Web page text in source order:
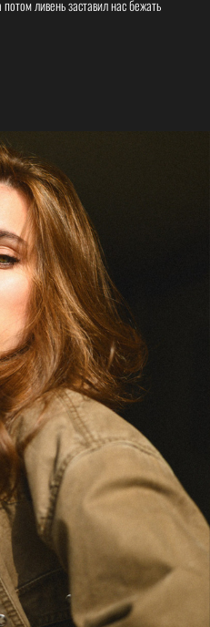
ливень заставил нас бежать